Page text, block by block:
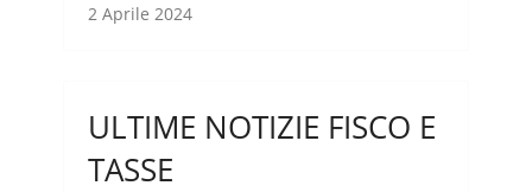
2 Aprile 2024
ULTIME NOTIZIE FISCO E
TASSE